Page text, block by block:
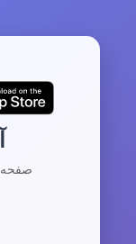
صفحه 1 از 343 | مجموع 3424 آرشیو